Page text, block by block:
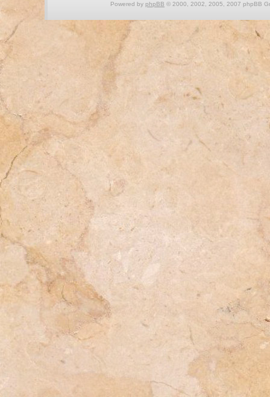
Powered by phpBB © 2000, 2002, 2005, 2007 phpBB